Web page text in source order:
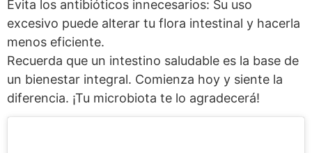
Evita los antibióticos innecesarios: Su uso
excesivo puede alterar tu flora intestinal y hacerla
menos eficiente.
Recuerda que un intestino saludable es la base de
un bienestar integral. Comienza hoy y siente la
diferencia. ¡Tu microbiota te lo agradecerá!